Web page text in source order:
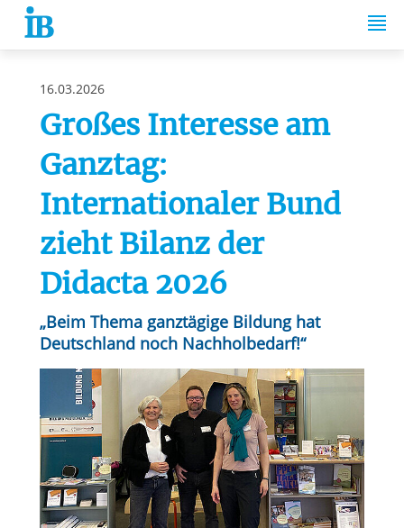
Springe zum Inhalt
16.03.2026
Großes Interesse am
Ganztag:
Internationaler Bund
zieht Bilanz der
Didacta 2026
„Beim Thema ganztägige Bildung hat
Deutschland noch Nachholbedarf!“